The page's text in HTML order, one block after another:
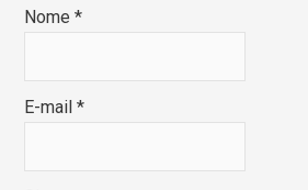
Nome*
E-mail*